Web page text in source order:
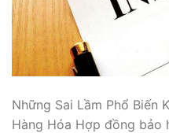
Những Sai Lầm Phổ Biến
Hàng Hóa Hợp đồng bảo